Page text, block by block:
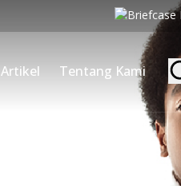
Artikel Tentang Kami